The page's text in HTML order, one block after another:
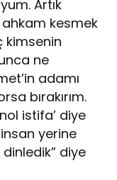
Artık
kesmek
kimsenin
ne
adamı
bırakırım.
istifa’ diye
yerine
diye